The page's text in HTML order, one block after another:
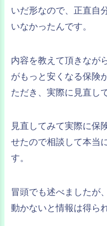
いだ形なので、正直自
いなかったんです。
内容を教えて頂きなが
がもっと安くなる保険
ただき、実際に見直し
見直してみて実際に保
せたので相談して本当
す。
冒頭でも述べましたが
動かないと情報は得ら